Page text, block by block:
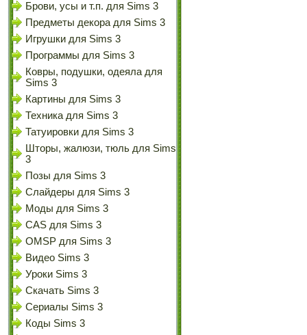
Брови, усы и т.п. для Sims 3
Предметы декора для Sims 3
Игрушки для Sims 3
Программы для Sims 3
Ковры, подушки, одеяла для
Sims 3
Картины для Sims 3
Техника для Sims 3
Татуировки для Sims 3
Шторы, жалюзи, тюль для Sims
3
Позы для Sims 3
Слайдеры для Sims 3
Моды для Sims 3
CAS для Sims 3
OMSP для Sims 3
Видео Sims 3
Уроки Sims 3
Скачать Sims 3
Сериалы Sims 3
Коды Sims 3